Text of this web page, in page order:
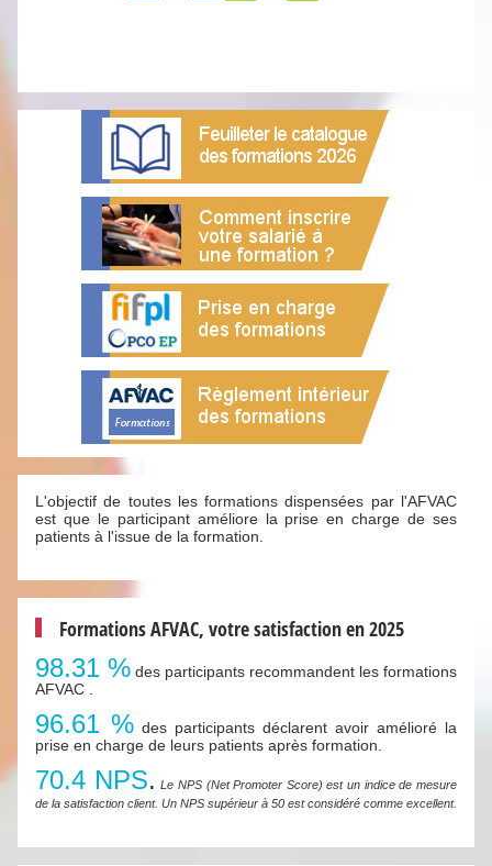
L'objectif de toutes les formations dispensées par l'AFVAC
est que le participant améliore la prise en charge de ses
patients à l'issue de la formation.
Formations AFVAC, votre satisfaction en 2025
98.31 % des participants recommandent les formations
AFVAC .
96.61 % des participants déclarent avoir amélioré la
prise en charge de leurs patients après formation.
70.4 NPS. Le NPS (Net Promoter Score) est un indice de mesure
de la satisfaction client. Un NPS supérieur à 50 est considéré comme excellent.